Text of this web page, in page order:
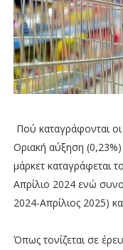
Πού καταγράφονται
Οριακή αύξηση
μάρκετ καταγράφεται
Απρίλιο 2024 ενώ
2024-Απρίλιος 2025)
Όπως τονίζεται σε